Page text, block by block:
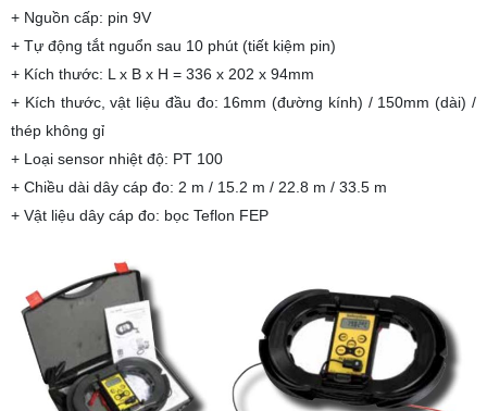
+ Nguồn cấp: pin 9V
+ Tự động tắt nguổn sau 10 phút (tiết kiệm pin)
+ Kích thước: L x B x H = 336 x 202 x 94mm
+ Kích thước, vật liệu đầu đo: 16mm (đường kính) / 150mm (dài) /
thép không gỉ
+ Loại sensor nhiệt độ: PT 100
+ Chiều dài dây cáp đo: 2 m / 15.2 m / 22.8 m / 33.5 m
+ Vật liệu dây cáp đo: bọc Teflon FEP